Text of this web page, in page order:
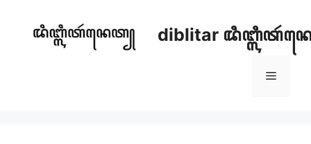
content
diblitar
Menu